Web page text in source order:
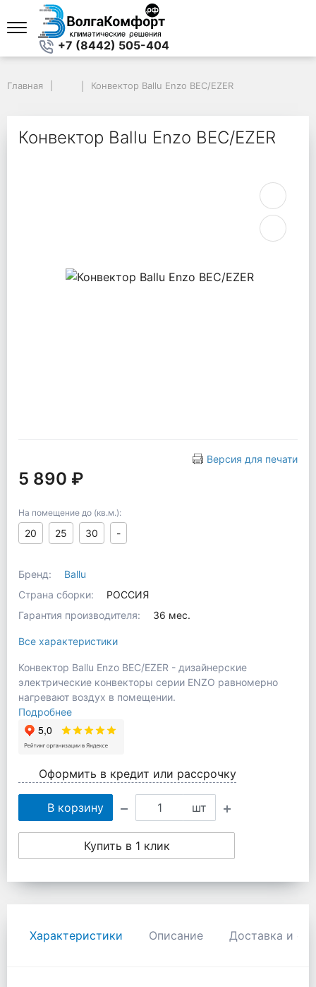
+7 (8442) 505-404
Конвектор Ballu Enzo BEC/EZER
Главная Конвектор Ballu Enzo BEC/EZER
Конвектор Ballu Enzo BEC/EZER
Версия для печати
5 890 ₽
На помещение до (кв.м.):
20 25 30 -
Бренд:
Ballu
Страна сборки:
РОССИЯ
Гарантия производителя:
36 мес.
Все характеристики
Конвектор Ballu Enzo BEC/EZER - дизайнерские
электрические конвекторы серии ENZO равномерно
нагревают воздух в помещении.
Подробнее
Оформить в кредит или рассрочку
В корзину шт
Купить в 1 клик
Характеристики Описание Доставка и